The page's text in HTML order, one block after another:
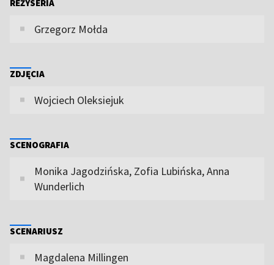
REŻYSERIA
Grzegorz Mołda
ZDJĘCIA
Wojciech Oleksiejuk
SCENOGRAFIA
Monika Jagodzińska, Zofia Lubińska, Anna
Wunderlich
SCENARIUSZ
Magdalena Millingen